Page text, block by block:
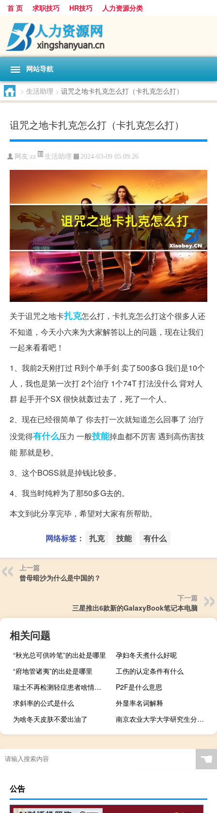
首 页 求职技巧 HR技巧 人力资源分类
网站导航
> 生活助理 > 诅咒之地卡扎克怎么打（卡扎克怎么打）
诅咒之地卡扎克怎么打（卡扎克怎么打）
网友:zz 生活助理 2024-03-09 05:09:26
关于诅咒之地卡扎克怎么打，卡扎克怎么打这个很多人还
不知道，今天小六来为大家解答以上的问题，现在让我们
一起来看看吧！
1、我前2天刚打过 R到个单手剑 卖了500多G 我们是10个
人，我也是第一次打 2个治疗 1个74T 打法没什么 背对人
群 起手开个SX 很快就轰过去了，死了一个人。
2、现在已经很简单了 你去打一次就知道怎么回事了 治疗
没觉得有什么压力 一般技能掉血都不厉害 遇到高伤害技
能 那就是秒。
3、这个BOSS就是掉钱比较多。
4、我当时纯粹为了那50多G去的。
本文到此分享完毕，希望对大家有所帮助。
网络标签： 扎克 技能 有什么
上一篇
曾母暗沙为什么是中国的？
下一篇
三星推出6款新的GalaxyBook笔记本电脑
相关问题
“秋光总可供吟笔”的出处是哪里
孕妇冬天煮什么好呢
“府地管诸夷”的出处是哪里
工伤的认定条件有什么
瑞士不再检测轻症患者啥情况发烧也应待在家中
P2F是什么意思
求斜率的公式是什么
外显率名词解释
为啥冬天皮肤不爱出油了
南京农业大学大学研究生分数线2020（南京农业大学研究生院录取分数线）
☚
公告